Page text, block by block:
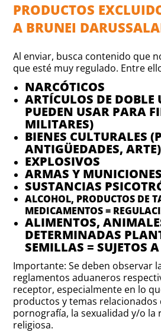
PRODUCTOS
A BRUNEI
Al enviar, busca contenido que
que esté muy regulado. Entre
NARCÓTICOS
ARTÍCULOS DE DOBLE
PUEDEN USAR PARA
MILITARES)
BIENES CULTURALES
ANTIGÜEDADES, ARTE)
EXPLOSIVOS
ARMAS Y MUNICIONES
SUSTANCIAS
ALCOHOL, PRODUCTOS DE
MEDICAMENTOS =
ALIMENTOS,
DETERMINADAS
SEMILLAS = SUJETOS
Importante: Se deben observar
reglamentos aduaneros
receptor, especialmente en lo
productos y temas relacionados
pornografía, la sexualidad y/o la
religiosa.